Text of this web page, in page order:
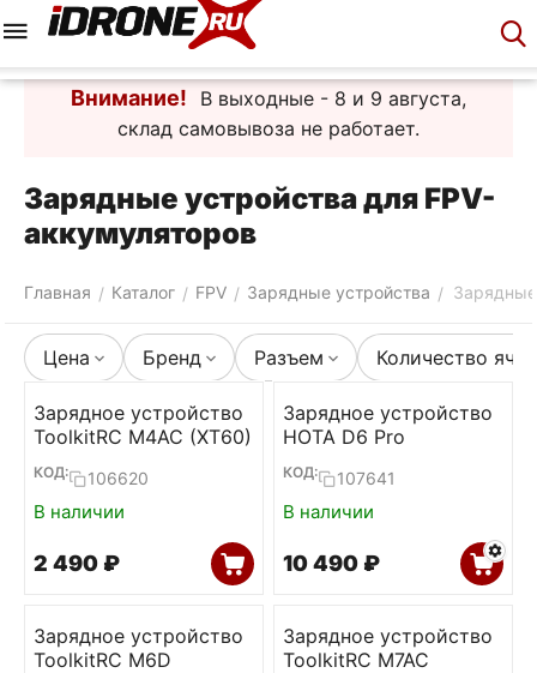
Внимание!
В выходные - 8 и 9 августа,
склад самовывоза не работает.
Зарядные устройства для FPV-
аккумуляторов
Главная / Каталог / FPV / Зарядные устройства /
Цена Бренд Разъем Количество
Зарядное устройство
ToolkitRC M4AC (XT60)
КОД: 106620
В наличии
2 490 ₽
Зарядное устройство
HOTA D6 Pro
КОД: 107641
В наличии
10 490 ₽
Зарядное устройство
ToolkitRC M6D
Зарядное устройство
ToolkitRC M7AC
Корзина